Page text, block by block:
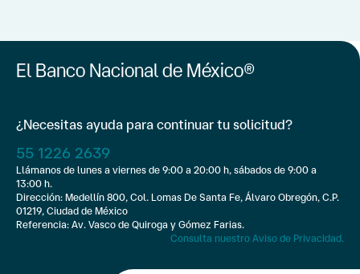
El Banco Nacional de México®
¿Necesitas ayuda para continuar tu solicitud?
55 1226 2639
Llámanos de lunes a viernes de 9:00 a 20:00 h, sábados de 9:00 a
13:00 h.
Dirección: Medellín 800, Col. Lomas De Santa Fe, Álvaro Obregón, C.P.
01219, Ciudad de México
Referencia: Av. Vasco de Quiroga y Gómez Farias.
Consulta nuestro Aviso de Privacidad.